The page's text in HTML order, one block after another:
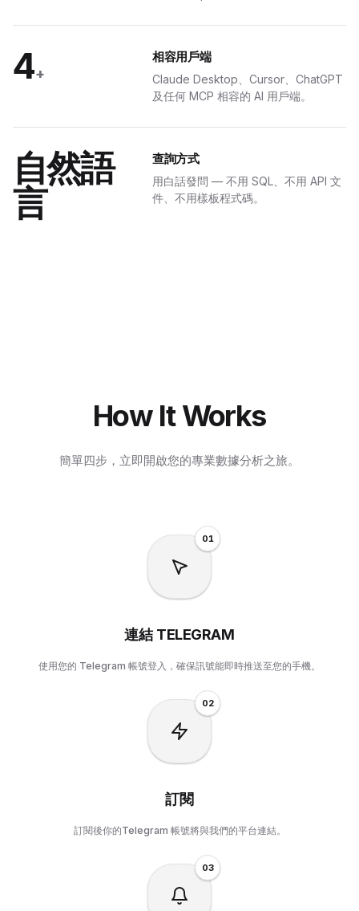
4+
相容用戶端
Claude Desktop、Cursor、ChatGPT
及任何 MCP 相容的 AI 用戶端。
自然語
言
查詢方式
用白話發問 — 不用 SQL、不用 API 文
件、不用樣板程式碼。
How It Works
簡單四步，立即開啟您的專業數據分析之旅。
01
連結 TELEGRAM
使用您的 Telegram 帳號登入，確保訊號能即時推送至您的手機。
02
訂閱
訂閱後你的Telegram 帳號將與我們的平台連結。
03